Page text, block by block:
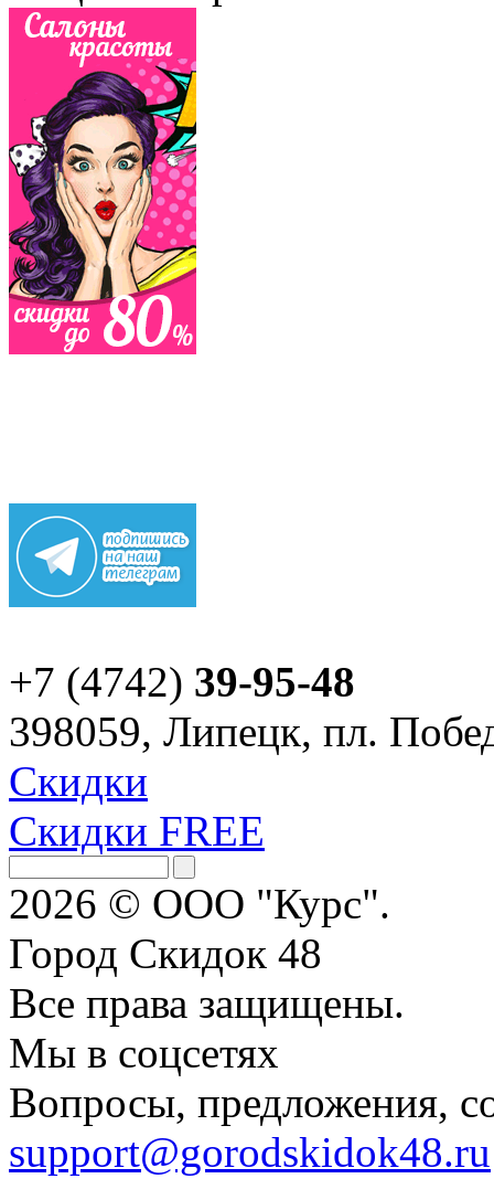
+7 (4742) 39-95-48
398059, Липецк, пл.
Скидки
Скидки FREE
2026 © ООО "Курс".
Город Скидок 48
Все права защищены.
Мы в соцсетях
Вопросы, предложения,
support@gorodskidok48.ru